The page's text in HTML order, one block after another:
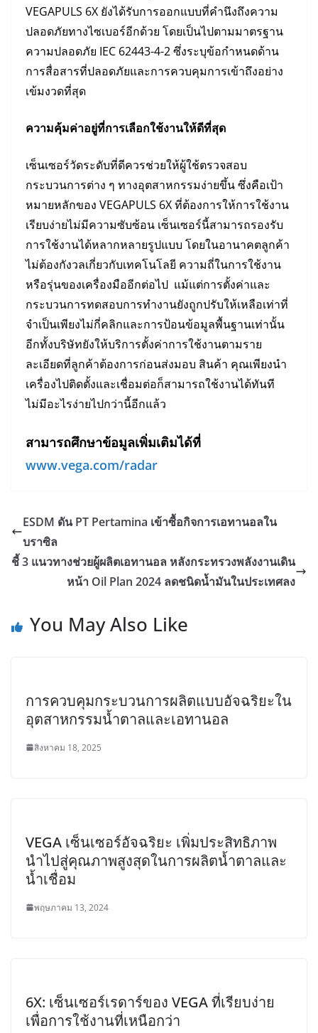
VEGAPULS 6X ยังได้รับการออกแบบที่คำนึงถึงความ
ปลอดภัยทางไซเบอร์อีกด้วย โดยเป็นไปตามมาตรฐาน
ความปลอดภัย IEC 62443-4-2 ซึ่งระบุข้อกำหนดด้าน
การสื่อสารที่ปลอดภัยและการควบคุมการเข้าถึงอย่าง
เข้มงวดที่สุด
ความคุ้มค่าอยู่ที่การเลือกใช้งานให้ดีที่สุด
เซ็นเซอร์วัดระดับที่ดีควรช่วยให้ผู้ใช้ตรวจสอบ
กระบวนการต่าง ๆ ทางอุตสาหกรรมง่ายขึ้น ซึ่งคือเป้า
หมายหลักของ VEGAPULS 6X ที่ต้องการให้การใช้งาน
เรียบง่ายไม่มีความซับซ้อน เซ็นเซอร์นี้สามารถรองรับ
การใช้งานได้หลากหลายรูปแบบ โดยในอานาคตลูกค้า
ไม่ต้องกังวลเกี่ยวกับเทคโนโลยี ความถี่ในการใช้งาน
หรือรุ่นของเครื่องมืออีกต่อไป แม้แต่การตั้งค่าและ
กระบวนการทดสอบการทำงานยังถูกปรับให้เหลือเท่าที่
จำเป็นเพียงไม่กี่คลิกและการป้อนข้อมูลพื้นฐานเท่านั้น
อีกทั้งบริษัทยังให้บริการตั้งค่าการใช้งานตามราย
ละเอียดที่ลูกค้าต้องการก่อนส่งมอบ สินค้า คุณเพียงนำ
เครื่องไปติดตั้งและเชื่อมต่อก็สามารถใช้งานได้ทันที
ไม่มีอะไรง่ายไปกว่านี้อีกแล้ว
สามารถศึกษาข้อมูลเพิ่มเติมได้ที่
www.vega.com/radar
ESDM ดัน PT Pertamina เข้าซื้อกิจการเอทานอลใน
บราซิล
ชี้ 3 แนวทางช่วยผู้ผลิตเอทานอล หลังกระทรวงพลังงานเดิน
หน้า Oil Plan 2024 ลดชนิดน้ำมันในประเทศลง
You May Also Like
การควบคุมกระบวนการผลิตแบบอัจฉริยะใน
อุตสาหกรรมน้ำตาลและเอทานอล
สิงหาคม 18, 2025
VEGA เซ็นเซอร์อัจฉริยะ เพิ่มประสิทธิภาพ
นำไปสู่คุณภาพสูงสุดในการผลิตน้ำตาลและ
น้ำเชื่อม
พฤษภาคม 13, 2024
6X: เซ็นเซอร์เรดาร์ของ VEGA ที่เรียบง่าย
เพื่อการใช้งานที่เหนือกว่า